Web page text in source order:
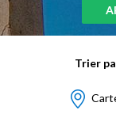
Trier